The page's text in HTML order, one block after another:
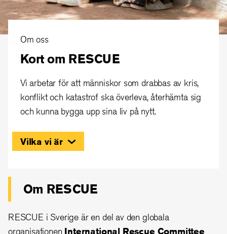
Om oss
Kort om RESCUE
Vi arbetar för att människor som drabbas av kris,
konflikt och katastrof ska överleva, återhämta sig
och kunna bygga upp sina liv på nytt.
Vilka vi är
Om RESCUE
RESCUE i Sverige är en del av den globala
organisationen International Rescue Committee